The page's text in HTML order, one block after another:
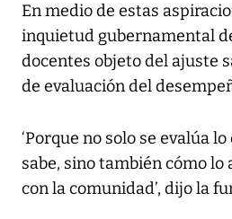
En medio de estas
inquietud gubernamental
docentes objeto del ajuste
de evaluación del
‘Porque no solo se evalúa
sabe, sino también cómo lo
con la comunidad’, dijo la